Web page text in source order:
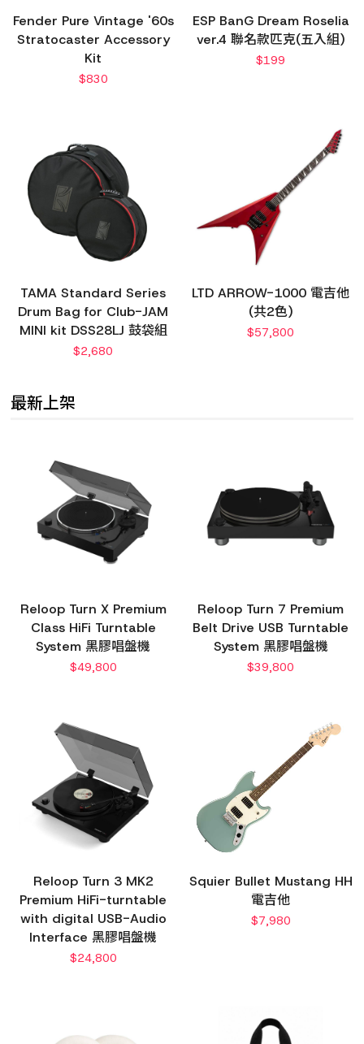
Fender Pure Vintage '60s
Stratocaster Accessory
Kit
$830
ESP BanG Dream Roselia
ver.4 聯名款匹克(五入組)
$199
TAMA Standard Series
Drum Bag for Club-JAM
MINI kit DSS28LJ 鼓袋組
$2,680
LTD ARROW-1000 電吉他
(共2色)
$57,800
最新上架
Reloop Turn X Premium
Class HiFi Turntable
System 黑膠唱盤機
$49,800
Reloop Turn 7 Premium
Belt Drive USB Turntable
System 黑膠唱盤機
$39,800
Reloop Turn 3 MK2
Premium HiFi-turntable
with digital USB-Audio
Interface 黑膠唱盤機
$24,800
Squier Bullet Mustang HH
電吉他
$7,980